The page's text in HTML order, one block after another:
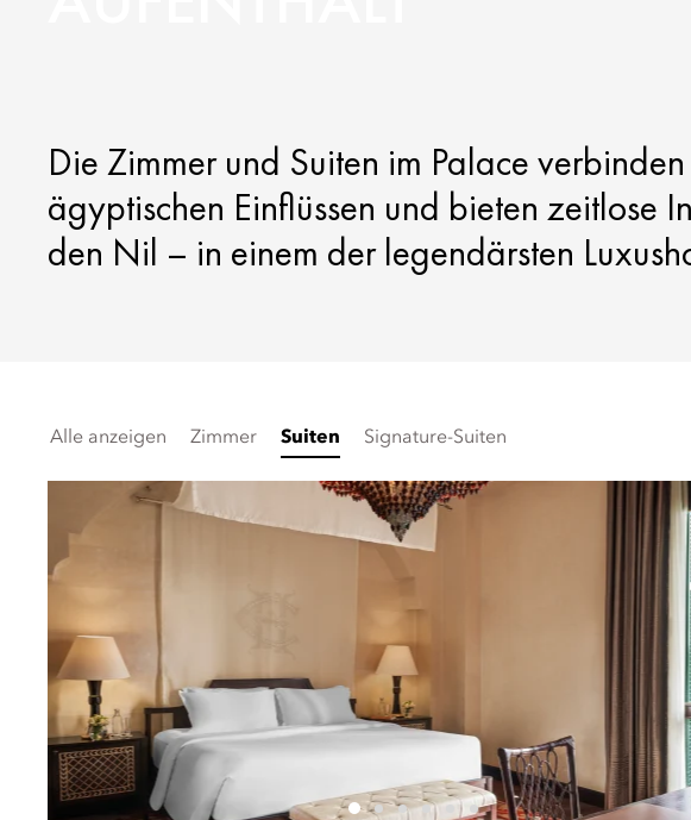
Die Zimmer und Suiten im Palace
ägyptischen Einflüssen und bieten zeitlose
den Nil – in einem der legendärsten
Alle anzeigen Zimmer Suiten Signature-Suiten